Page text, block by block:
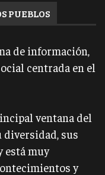
PUEBLOS
de información,
centrada en el
ventana del
diversidad, sus
está muy
y